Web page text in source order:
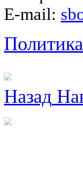
E-mail:
Назад